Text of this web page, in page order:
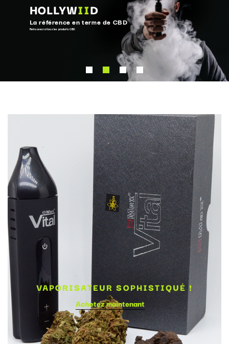
HOLLYWIID
La référence en terme de CBD
Retrouvez ici tous les produits CBD
VAPORISATEUR SOPHISTIQUÉ !
Achetez maintenant